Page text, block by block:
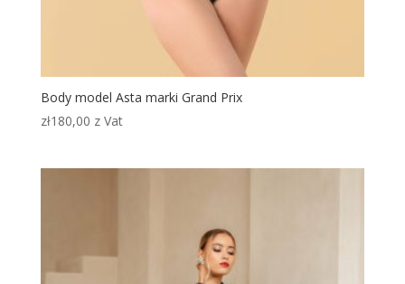
Body model Asta marki Grand Prix
zł180,00 z Vat